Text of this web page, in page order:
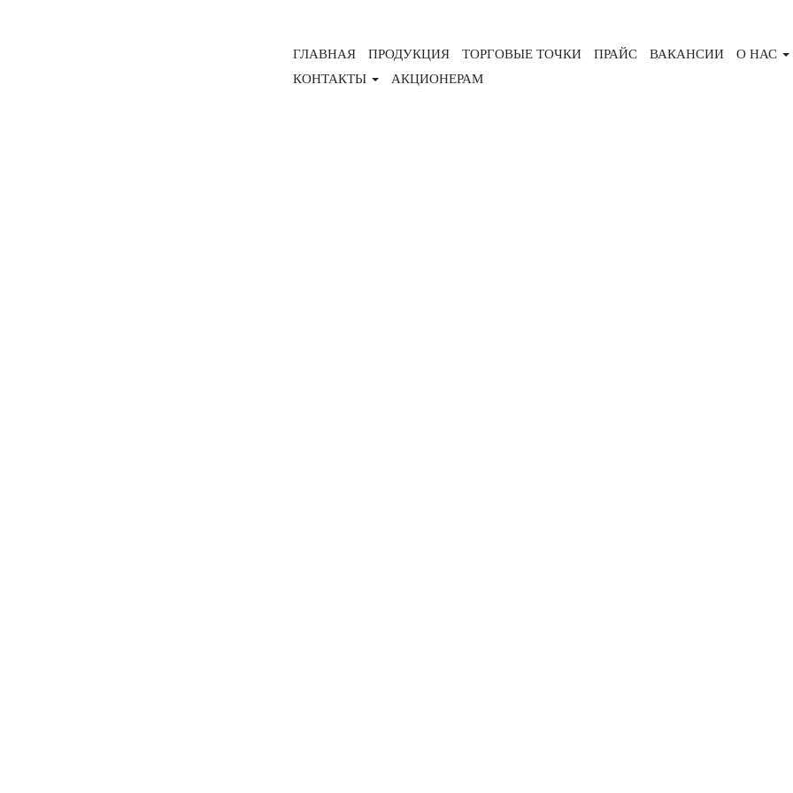
ГЛАВНАЯ ПРОДУКЦИЯ ТОРГОВЫЕ ТОЧКИ ПРАЙС ВАКАНСИИ
О НАС
КОНТАКТЫ
АКЦИОНЕРАМ